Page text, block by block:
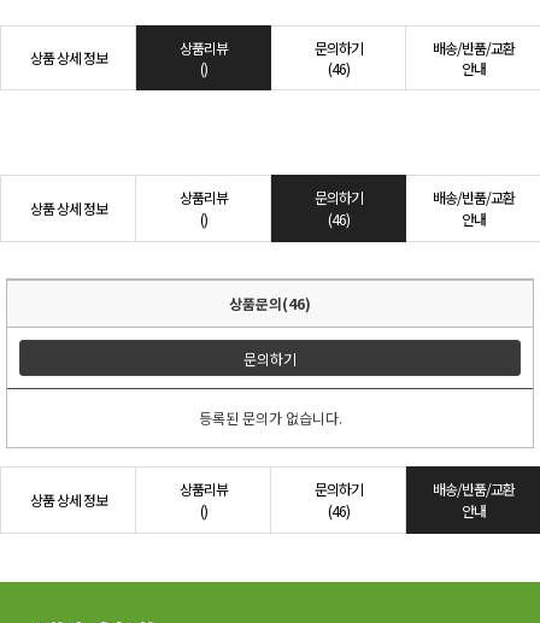
상품 상세 정보
상품리뷰
()
문의하기
(46)
배송/반품/교환
안내
상품 상세 정보
상품리뷰
()
문의하기
(46)
배송/반품/교환
안내
상품문의(46)
문의하기
등록된 문의가 없습니다.
상품 상세 정보
상품리뷰
()
문의하기
(46)
배송/반품/교환
안내